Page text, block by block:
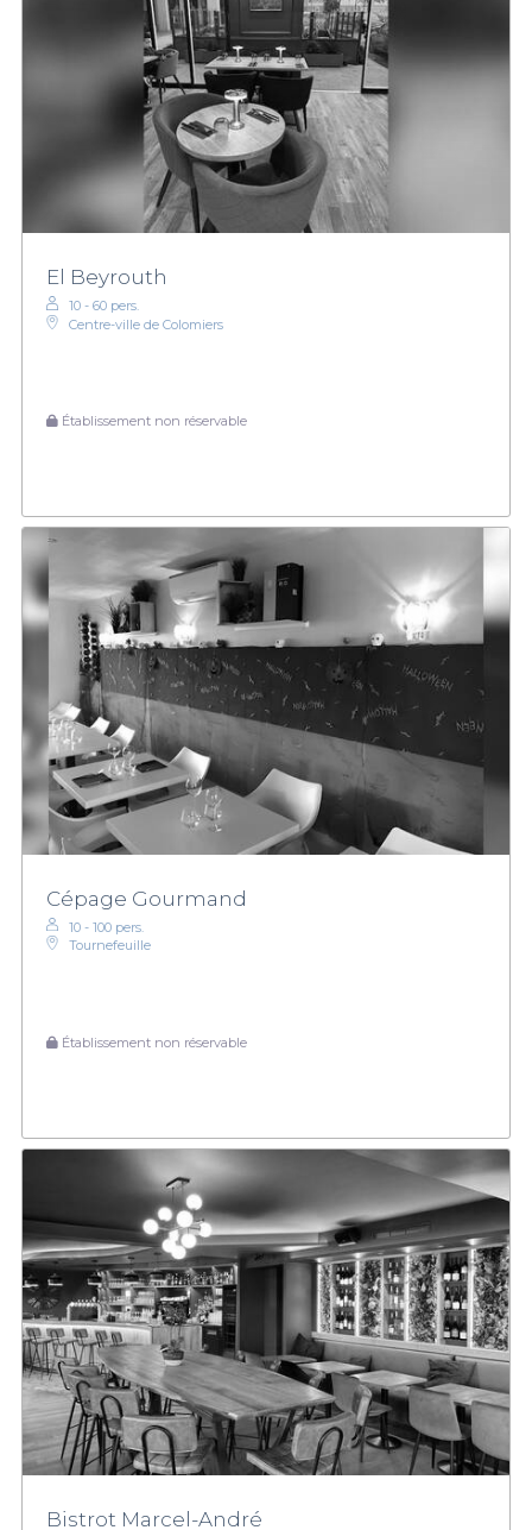
El Beyrouth
10 - 60 pers.
Centre-ville de Colomiers
Établissement non réservable
Cépage Gourmand
10 - 100 pers.
Tournefeuille
Établissement non réservable
Bistrot Marcel-André